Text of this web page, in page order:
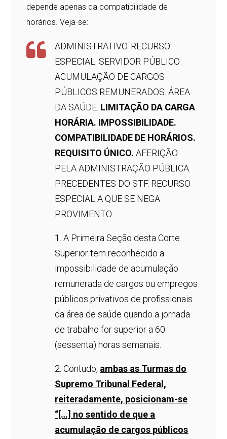
depende apenas da compatibilidade de
horários. Veja-se:
ADMINISTRATIVO. RECURSO
ESPECIAL. SERVIDOR PÚBLICO.
ACUMULAÇÃO DE CARGOS
PÚBLICOS REMUNERADOS. ÁREA
DA SAÚDE. LIMITAÇÃO DA CARGA
HORÁRIA. IMPOSSIBILIDADE.
COMPATIBILIDADE DE HORÁRIOS.
REQUISITO ÚNICO. AFERIÇÃO
PELA ADMINISTRAÇÃO PÚBLICA.
PRECEDENTES DO STF. RECURSO
ESPECIAL A QUE SE NEGA
PROVIMENTO.
1. A Primeira Seção desta Corte
Superior tem reconhecido a
impossibilidade de acumulação
remunerada de cargos ou empregos
públicos privativos de profissionais
da área de saúde quando a jornada
de trabalho for superior a 60
(sessenta) horas semanais.
2. Contudo, ambas as Turmas do
Supremo Tribunal Federal,
reiteradamente, posicionam-se
“[…] no sentido de que a
acumulação de cargos públicos